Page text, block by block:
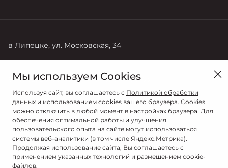
в Липецке, ул. Московская, 34
8 (4742) 28-88-08 +7 (905) 044-97-63
Мы используем Cookies
Используя сайт, вы соглашаетесь с Политикой обработки
данных и использованием cookies вашего браузера. Cookies
можно отключить в любой момент в настройках браузера. Для
обеспечения оптимальной работы и улучшения
пользовательского опыта на сайте могут использоваться
системы веб-аналитики (в том числе Яндекс.Метрика).
Продолжая использование сайта, Вы соглашаетесь с
применением указанных технологий и размещением cookie-
файлов.